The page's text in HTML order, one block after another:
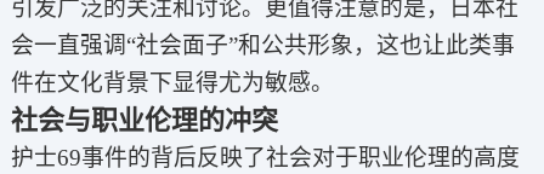
引发广泛的关注和讨论。更值得注意的是，日本社
会一直强调“社会面子”和公共形象，这也让此类事
件在文化背景下显得尤为敏感。
社会与职业伦理的冲突
护士69事件的背后反映了社会对于职业伦理的高度